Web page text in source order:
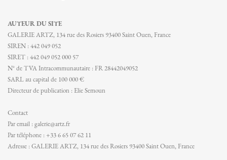
AUTEUR DU SITE
GALERIE ARTZ, 134 rue des Rosiers 93400 Saint Ouen, France
SIREN : 442 049 052
SIRET : 442 049 052 000 57
N° de TVA Intracommunautaire : FR 28442049052
SARL au capital de 100 000 €
Directeur de publication : Elie Semoun
Contact
Par email : galerie@artz.fr
Par téléphone : +33 6 65 07 62 11
Adresse : GALERIE ARTZ, 134 rue des Rosiers 93400 Saint Ouen, France